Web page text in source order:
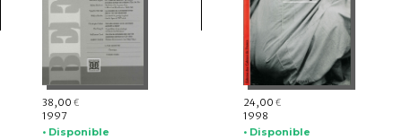
38,00 €
1997
• Disponible
24,00 €
1998
• Disponible